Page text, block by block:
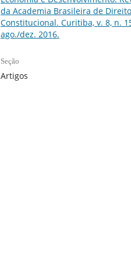
da Academia Brasileira de Direito
Constitucional. Curitiba, v. 8, n.
ago./dez. 2016.
Seção
Artigos